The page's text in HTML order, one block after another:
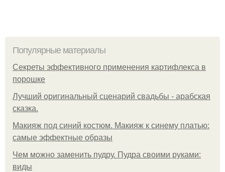
Популярные материалы
Секреты эффективного применения картифлекса в
порошке
Лучший оригинальный сценарий свадьбы - арабская
сказка.
Макияж под синий костюм. Макияж к синему платью:
самые эффектные образы
Чем можно заменить пудру. Пудра своими руками:
виды